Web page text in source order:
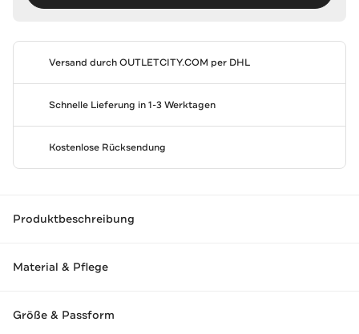
Versand durchOUTLETCITY.COM per DHL
Schnelle Lieferung in 1-3 Werktagen
Kostenlose Rücksendung
Produktbeschreibung
Material & Pflege
Größe & Passform